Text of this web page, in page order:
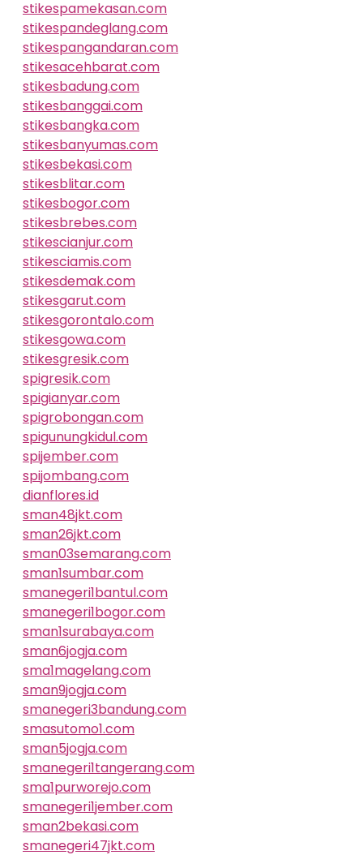
stikespamekasan.com
stikespandeglang.com
stikespangandaran.com
stikesacehbarat.com
stikesbadung.com
stikesbanggai.com
stikesbangka.com
stikesbanyumas.com
stikesbekasi.com
stikesblitar.com
stikesbogor.com
stikesbrebes.com
stikescianjur.com
stikesciamis.com
stikesdemak.com
stikesgarut.com
stikesgorontalo.com
stikesgowa.com
stikesgresik.com
spigresik.com
spigianyar.com
spigrobongan.com
spigunungkidul.com
spijember.com
spijombang.com
dianflores.id
sman48jkt.com
sman26jkt.com
sman03semarang.com
sman1sumbar.com
smanegeri1bantul.com
smanegeri1bogor.com
sman1surabaya.com
sman6jogja.com
sma1magelang.com
sman9jogja.com
smanegeri3bandung.com
smasutomo1.com
sman5jogja.com
smanegeri1tangerang.com
sma1purworejo.com
smanegeri1jember.com
sman2bekasi.com
smanegeri47jkt.com